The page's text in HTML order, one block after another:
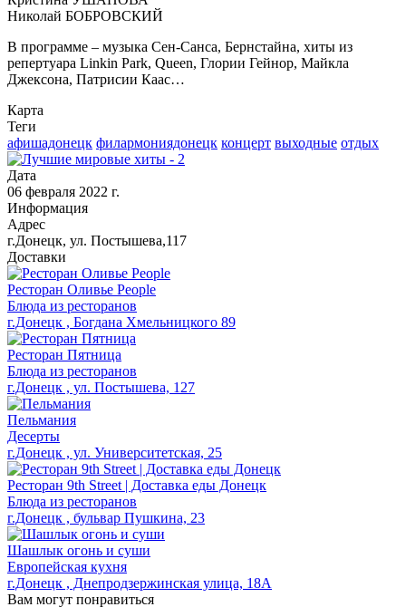
Николай БОБРОВСКИЙ
В программе – музыка Сен-Санса, Бернстайна, хиты из
репертуара Linkin Park, Queen, Глории Гейнор, Майкла
Джексона, Патрисии Каас…
Карта
Теги
афишадонецк филармониядонецк концерт выходные отдых
Дата
06 февраля 2022 г.
Информация
Адрес
г.Донецк, ул. Постышева,117
Доставки
Ресторан Оливье People
Блюда из ресторанов
г.Донецк , Богдана Хмельницкого 89
Ресторан Пятница
Блюда из ресторанов
г.Донецк , ул. Постышева, 127
Пельмания
Десерты
г.Донецк , ул. Университетская, 25
Ресторан 9th Street | Доставка еды Донецк
Блюда из ресторанов
г.Донецк , бульвар Пушкина, 23
Шашлык огонь и суши
Европейская кухня
г.Донецк , Днепродзержинская улица, 18А
Вам могут понравиться